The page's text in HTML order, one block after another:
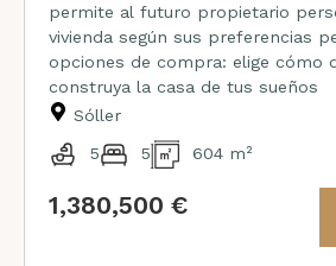
permite al futuro propietario
vivienda según sus preferencias
opciones de compra: elige cómo
construya la casa de tus sueños
Sóller
5 5 604 m²
1,380,500 €